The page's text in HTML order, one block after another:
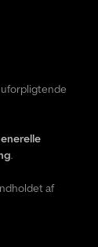
uforpligtende
.
af